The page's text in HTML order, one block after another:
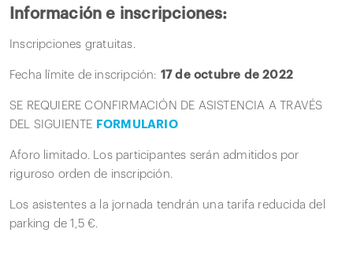
Información e inscripciones:
Inscripciones gratuitas.
Fecha límite de inscripción: 17 de octubre de 2022
SE REQUIERE CONFIRMACIÓN DE ASISTENCIA A TRAVÉS
DEL SIGUIENTE FORMULARIO
Aforo limitado. Los participantes serán admitidos por
riguroso orden de inscripción.
Los asistentes a la jornada tendrán una tarifa reducida del
parking de 1,5 €.